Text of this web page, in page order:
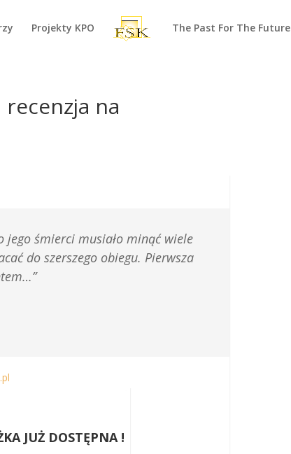
Projekty KPO The Past For The Future
recenzja na
jego śmierci musiało minąć wiele
do szerszego obiegu. Pierwsza
JUŻ DOSTĘPNA !